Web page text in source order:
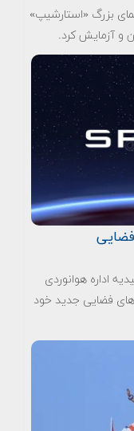
۶ موتور فضاپیمای بزرگ «استارشیپ»
و آزمایش کرد.
اداره هوانوردی
فضایی جدید خود